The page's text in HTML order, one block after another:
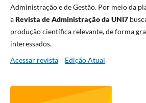
Administração e de Gestão. Por meio da
aRevista de Administração da UNI7
produção científica relevante, de forma
interessados.
Acessar revista
Edição Atual